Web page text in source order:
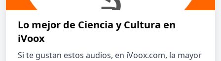
Lo mejor de Ciencia y Cultura en
iVoox
Si te gustan estos audios, en iVoox.com, la mayor